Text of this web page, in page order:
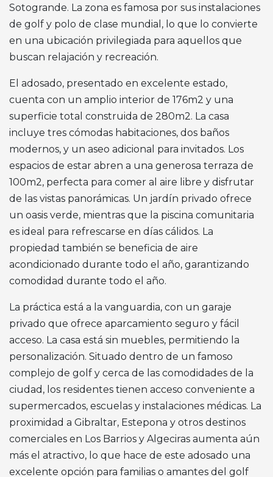
Sotogrande. La zona es famosa por sus instalaciones
de golf y polo de clase mundial, lo que lo convierte
en una ubicación privilegiada para aquellos que
buscan relajación y recreación.
El adosado, presentado en excelente estado,
cuenta con un amplio interior de 176m2 y una
superficie total construida de 280m2. La casa
incluye tres cómodas habitaciones, dos baños
modernos, y un aseo adicional para invitados. Los
espacios de estar abren a una generosa terraza de
100m2, perfecta para comer al aire libre y disfrutar
de las vistas panorámicas. Un jardín privado ofrece
un oasis verde, mientras que la piscina comunitaria
es ideal para refrescarse en días cálidos. La
propiedad también se beneficia de aire
acondicionado durante todo el año, garantizando
comodidad durante todo el año.
La práctica está a la vanguardia, con un garaje
privado que ofrece aparcamiento seguro y fácil
acceso. La casa está sin muebles, permitiendo la
personalización. Situado dentro de un famoso
complejo de golf y cerca de las comodidades de la
ciudad, los residentes tienen acceso conveniente a
supermercados, escuelas y instalaciones médicas. La
proximidad a Gibraltar, Estepona y otros destinos
comerciales en Los Barrios y Algeciras aumenta aún
más el atractivo, lo que hace de este adosado una
excelente opción para familias o amantes del golf